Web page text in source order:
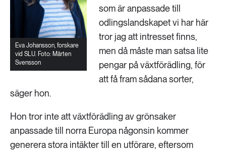
Eva Johansson, forskare
vid SLU. Foto: Mårten
Svensson
som är anpassade till
odlingslandskapet vi har här
tror jag att intresset finns,
men då måste man satsa lite
pengar på växtförädling, för
att få fram sådana sorter,
säger hon.
Hon tror inte att växtförädling av grönsaker
anpassade till norra Europa någonsin kommer
generera stora intäkter till en utförare, eftersom